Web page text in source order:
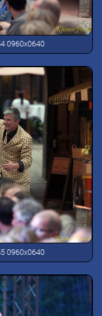
0960x0640
0960x0640